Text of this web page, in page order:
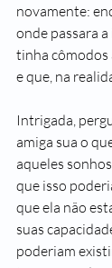
novamente:
onde passara
tinha cômodos
e que, na
Intrigada,
amiga sua o
aqueles
que isso
que ela não
suas
poderiam